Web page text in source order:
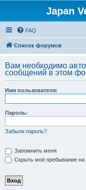
Japan
FAQ
Список форумов
Вам необходимо
сообщений в этом
Имя пользователя:
Пароль:
Забыли пароль?
Запомнить меня
Скрыть моё пребывание на